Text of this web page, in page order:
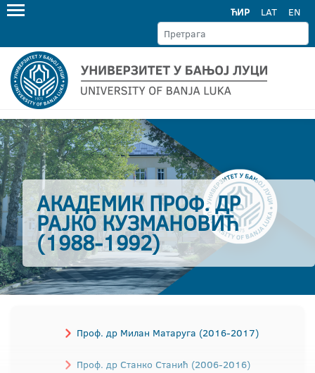
ЋИР LAT EN
АКАДЕМИК ПРОФ. ДР
РАЈКО КУЗМАНОВИЋ
(1988-1992)
Проф. др Милан Матаруга (2016-2017)
Проф. др Станко Станић (2006-2016)